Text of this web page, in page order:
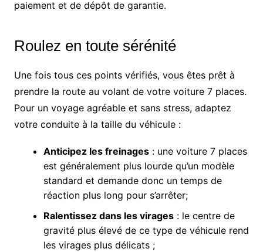
paiement et de dépôt de garantie.
Roulez en toute sérénité
Une fois tous ces points vérifiés, vous êtes prêt à
prendre la route au volant de votre voiture 7 places.
Pour un voyage agréable et sans stress, adaptez
votre conduite à la taille du véhicule :
Anticipez les freinages: une voiture 7 places
est généralement plus lourde qu’un modèle
standard et demande donc un temps de
réaction plus long pour s’arrêter;
Ralentissez dans les virages: le centre de
gravité plus élevé de ce type de véhicule rend
les virages plus délicats ;